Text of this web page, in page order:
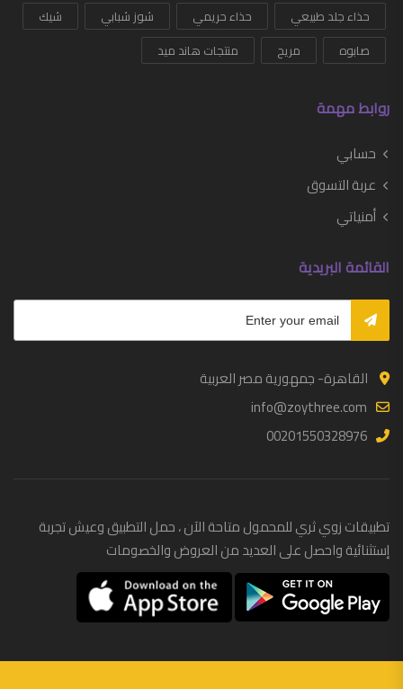
حذاء جلد طبيعي
حذاء حريمي شوز شبابي
شيك
صابوه
مريح منتجات هاند ميد
روابط مهمة
حسابي
عربة التسوق
أمنياتي
القائمة البريدية
القاهرة- جمهورية مصر العربية
info@zoythree.com
00201550328976
تطبيقات زوي ثري للمحمول متاحة الآن ، حمل التطبيق وعيش تجربة
إستثنائية واحصل على العديد من العروض والخصومات